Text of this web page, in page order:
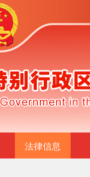
法律信息